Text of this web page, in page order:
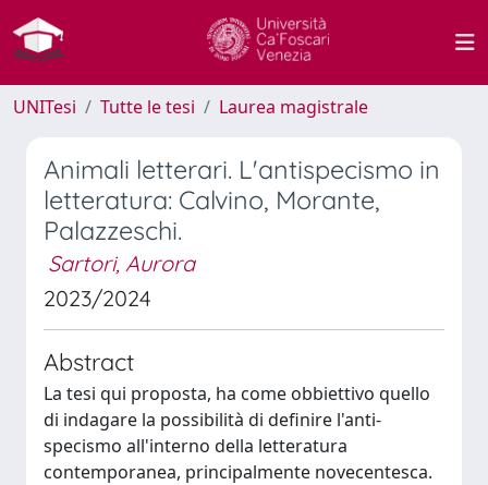
UNITesi Tutte le tesi Laurea magistrale
Animali letterari. L'antispecismo in
letteratura: Calvino, Morante,
Palazzeschi.
Sartori, Aurora
2023/2024
Abstract
La tesi qui proposta, ha come obbiettivo quello
di indagare la possibilità di definire l'anti-
specismo all'interno della letteratura
contemporanea, principalmente novecentesca.